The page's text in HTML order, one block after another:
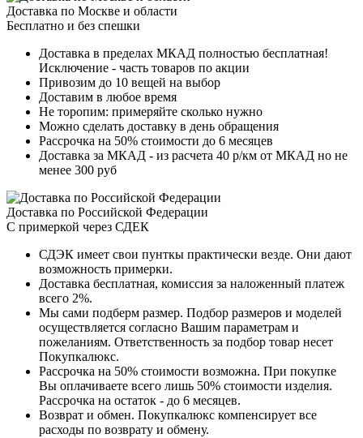
Доставка по Москве и области
Бесплатно и без спешки
Доставка в пределах МКАД полностью бесплатная!
Исключение - часть товаров по акции
Привозим до 10 вещей на выбор
Доставим в любое время
Не торопим: примеряйте сколько нужно
Можно сделать доставку в день обращения
Рассрочка на 50% стоимости до 6 месяцев
Доставка за МКАД - из расчета 40 р/км от МКАД но не
менее 300 руб
Доставка по Российской Федерации
С примеркой через СДЕК
СДЭК имеет свои пунткы практически везде. Они дают
возможность примерки.
Доставка бесплатная, комиссия за наложенный платеж
всего 2%.
Мы сами подберм размер. Подбор размеров и моделей
осуществляется согласно Вашим параметрам и
пожеланиям. Ответственность за подбор товар несет
Покупкалюкс.
Рассрочка на 50% стоимости возможна. При покупке
Вы оплачиваете всего лишь 50% стоимости изделия.
Рассрочка на остаток - до 6 месяцев.
Возврат и обмен. Покупкалюкс компенсирует все
расходы по возврату и обмену.